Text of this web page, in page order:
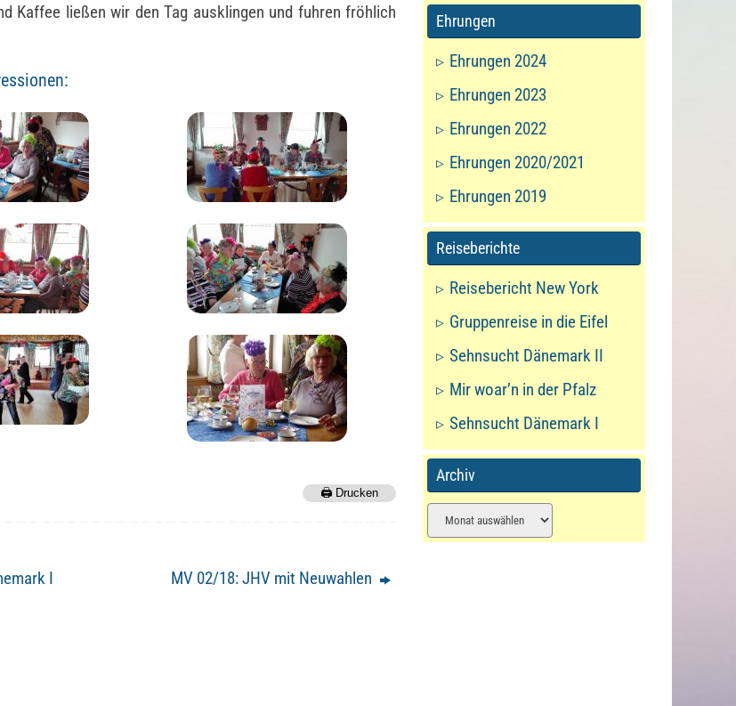
Kaffee ließen wir den Tag ausklingen und fuhren fröhlich
🖨️ Drucken
I MV 02/18: JHV mit Neuwahlen
Ehrungen
Ehrungen 2024
Ehrungen 2023
Ehrungen 2022
Ehrungen 2020/2021
Ehrungen 2019
Reiseberichte
Reisebericht New York
Gruppenreise in die Eifel
Sehnsucht Dänemark II
Mir woar’n in der Pfalz
Sehnsucht Dänemark I
Archiv
Archiv